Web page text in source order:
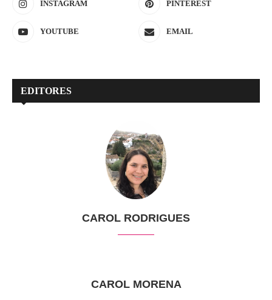
INSTAGRAM PINTEREST
YOUTUBE EMAIL
EDITORES
CAROL RODRIGUES
CAROL MORENA